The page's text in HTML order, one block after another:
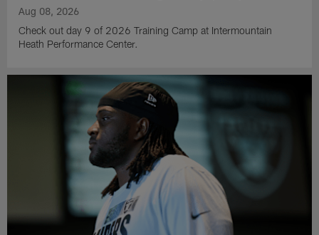
Aug 08, 2026
Check out day 9 of 2026 Training Camp at Intermountain
Heath Performance Center.